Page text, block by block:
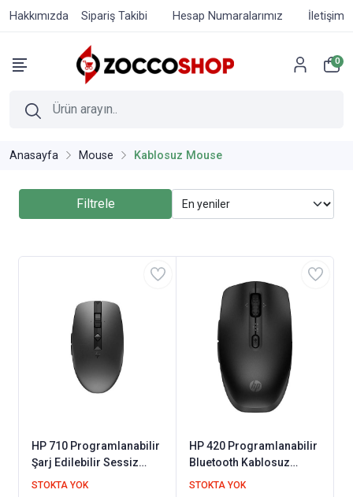
Hakkımızda Sipariş Takibi Hesap Numaralarımız İletişim
0
Anasayfa Mouse Kablosuz Mouse
Filtrele
HP 710 Programlanabilir
Şarj Edilebilir Sessiz
Bluetooth Kablosuz
STOKTA YOK
HP 420 Programlanabilir
Bluetooth Kablosuz
Mouse Siyah 7M1D3AA
STOKTA YOK